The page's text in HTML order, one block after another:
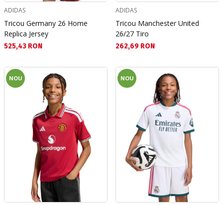
ADIDAS
Tricou Germany 26 Home
Replica Jersey
Текуща цена:
525,43 RON
ADIDAS
Tricou Manchester United
26/27 Tiro
Текуща цена:
262,69 RON
NOU NOU